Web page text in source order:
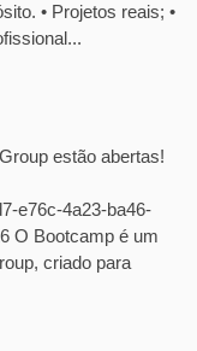
• Projetos reais; •
estão abertas!
e76c-4a23-ba46-
O Bootcamp é um
criado para